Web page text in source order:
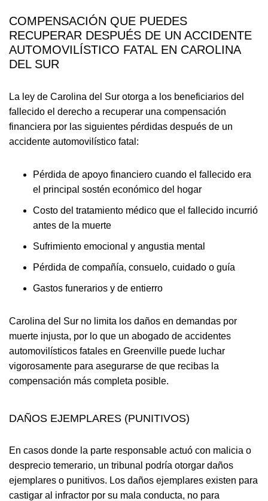
COMPENSACIÓN QUE PUEDES
RECUPERAR DESPUÉS DE UN ACCIDENTE
AUTOMOVILÍSTICO FATAL EN CAROLINA
DEL SUR
La ley de Carolina del Sur otorga a los beneficiarios del
fallecido el derecho a recuperar una compensación
financiera por las siguientes pérdidas después de un
accidente automovilístico fatal:
Pérdida de apoyo financiero cuando el fallecido era
el principal sostén económico del hogar
Costo del tratamiento médico que el fallecido incurrió
antes de la muerte
Sufrimiento emocional y angustia mental
Pérdida de compañía, consuelo, cuidado o guía
Gastos funerarios y de entierro
Carolina del Sur no limita los daños en demandas por
muerte injusta, por lo que un abogado de accidentes
automovilísticos fatales en Greenville puede luchar
vigorosamente para asegurarse de que recibas la
compensación más completa posible.
DAÑOS EJEMPLARES (PUNITIVOS)
En casos donde la parte responsable actuó con malicia o
desprecio temerario, un tribunal podría otorgar daños
ejemplares o punitivos. Los daños ejemplares existen para
castigar al infractor por su mala conducta, no para